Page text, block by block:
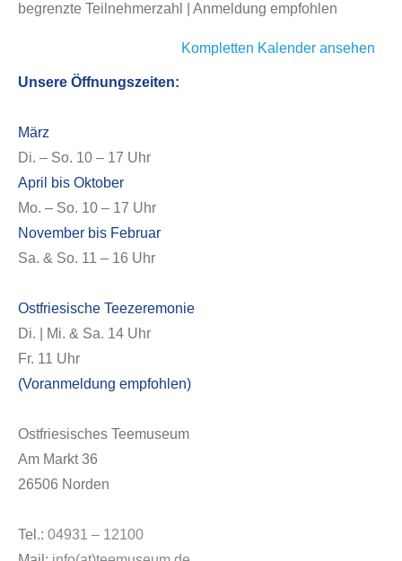
begrenzte Teilnehmerzahl | Anmeldung empfohlen
Kompletten Kalender ansehen
Unsere Öffnungszeiten:
März
Di. – So. 10 – 17 Uhr
April bis Oktober
Mo. – So. 10 – 17 Uhr
November bis Februar
Sa. & So. 11 – 16 Uhr
Ostfriesische Teezeremonie
Di. | Mi. & Sa. 14 Uhr
Fr. 11 Uhr
(Voranmeldung empfohlen)
Ostfriesisches Teemuseum
Am Markt 36
26506 Norden
Tel.: 04931 – 12100